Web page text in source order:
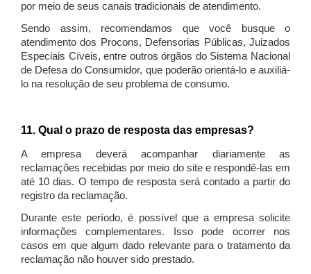
por meio de seus canais tradicionais de atendimento.
Sendo assim, recomendamos que você busque o
atendimento dos Procons, Defensorias Públicas, Juizados
Especiais Cíveis, entre outros órgãos do Sistema Nacional
de Defesa do Consumidor, que poderão orientá-lo e auxiliá-
lo na resolução de seu problema de consumo.
11. Qual o prazo de resposta das empresas?
A empresa deverá acompanhar diariamente as
reclamações recebidas por meio do site e respondê-las em
até 10 dias. O tempo de resposta será contado a partir do
registro da reclamação.
Durante este período, é possível que a empresa solicite
informações complementares. Isso pode ocorrer nos
casos em que algum dado relevante para o tratamento da
reclamação não houver sido prestado.